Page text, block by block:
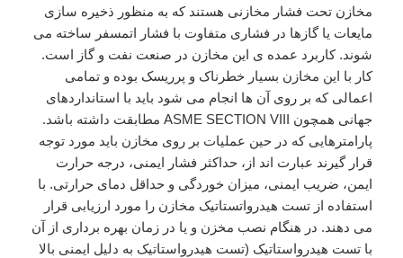
مخازن تحت فشار مخازنی هستند که به منظور ذخیره سازی
مایعات یا گازها در فشاری متفاوت با فشار اتمسفر ساخته می
شوند. کاربرد عمده ی این مخازن در صنعت نفت و گاز است.
کار با این مخازن بسیار خطرناک و پرریسک بوده و تمامی
اعمالی که بر روی آن ها انجام می شود باید با استانداردهای
جهانی همچون ASME SECTION VIII مطابقت داشته باشد.
پارامترهایی که در حین عملیات بر روی مخازن باید مورد توجه
قرار گیرند عبارت اند از، حداکثر فشار ایمنی، درجه حرارت
ایمن، ضریب ایمنی، میزان خوردگی و حداقل دمای حرارتی. با
استفاده از تست هیدرواتستاتیک مخازن را مورد ارزیابی قرار
می دهند. در هنگام نصب مخزن و یا در زمان بهره برداری از آن
با تست هیدرواستاتیک (تست هیدرواستاتیک به دلیل ایمنی بالا